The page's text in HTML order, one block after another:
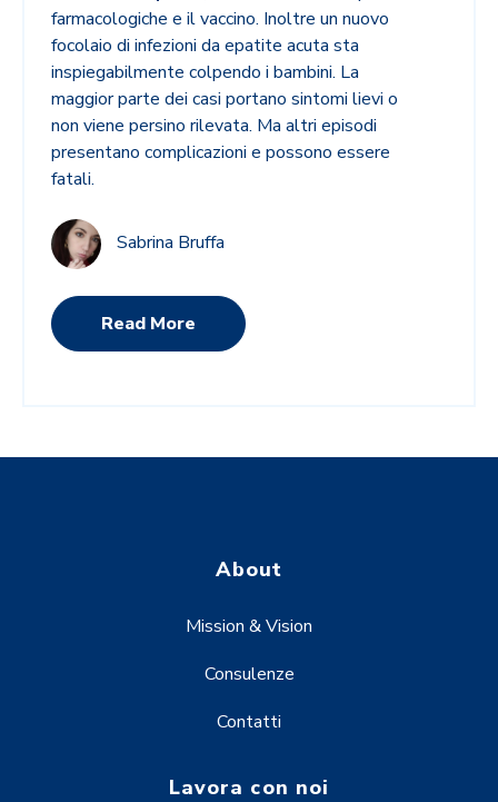
farmacologiche e il vaccino. Inoltre un nuovo
focolaio di infezioni da epatite acuta sta
inspiegabilmente colpendo i bambini. La
maggior parte dei casi portano sintomi lievi o
non viene persino rilevata. Ma altri episodi
presentano complicazioni e possono essere
fatali.
Sabrina Bruffa
Read More
About
Mission & Vision
Consulenze
Contatti
Lavora con noi